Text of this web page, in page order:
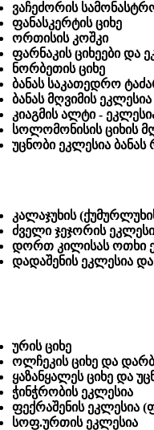
ვაჩეძორის
ფანასკერტის ციხე
ორთისის კოშკი
ფარნაკის ციხეები და
ნორბეთის ციხე
ბანას საკათედრო
ბანას მღვიმის ეკლესია
კიაგმის ალტი -
სოლომონისის ციხის
უცნობი ეკლესია ბანას
კალაჯუხის
ძველი ჯეჯორის
დორთ კილისას ოთხი
დადაშენის ეკლესია
ურის ციხე
ოლჩეკის ციხე და
ყაზანყალეს ციხე და
ჭინჭრობის ეკლესია
ფექრაშენის ეკლესია
სოფ.ურთის ეკლესია